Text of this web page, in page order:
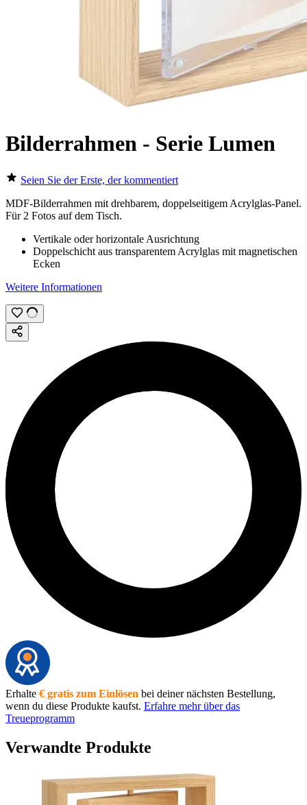
Bilderrahmen - Serie Lumen
Seien Sie der Erste, der kommentiert
MDF-Bilderrahmen mit drehbarem, doppelseitigem Acrylglas-Panel.
Für 2 Fotos auf dem Tisch.
Vertikale oder horizontale Ausrichtung
Doppelschicht aus transparentem Acrylglas mit magnetischen
Ecken
Weitere Informationen
Erhalte € gratis zum Einlösen bei deiner nächsten Bestellung,
wenn du diese Produkte kaufst. Erfahre mehr über das
Treueprogramm
Verwandte Produkte